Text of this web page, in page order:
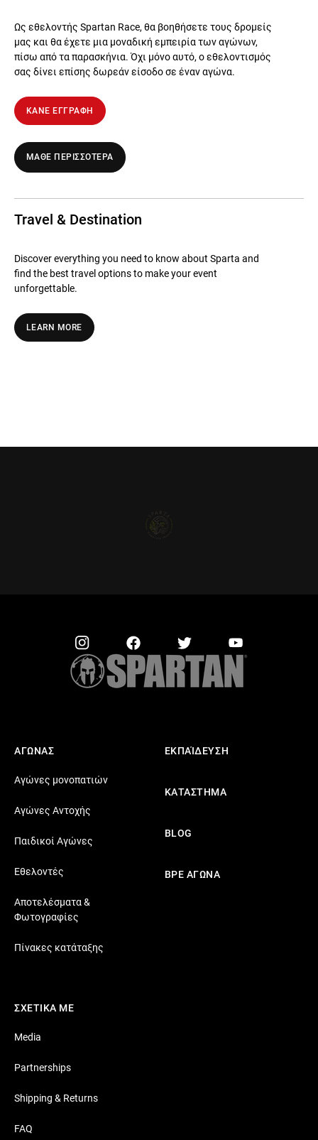
Ως εθελοντής Spartan Race, θα βοηθήσετε τους δρομείς
μας και θα έχετε μια μοναδική εμπειρία των αγώνων,
πίσω από τα παρασκήνια. Όχι μόνο αυτό, ο εθελοντισμός
σας δίνει επίσης δωρεάν είσοδο σε έναν αγώνα.
ΚΑΝΕ ΕΓΓΡΑΦΗ
ΜΑΘΕ ΠΕΡΙΣΣΟΤΕΡΑ
Travel & Destination
Discover everything you need to know about Sparta and
find the best travel options to make your event
unforgettable.
LEARN MORE
ΑΓΩΝΑΣ
Αγώνες μονοπατιών
Αγώνες Αντοχής
Παιδικοί Αγώνες
Εθελοντές
Αποτελέσματα &
Φωτογραφίες
Πίνακες κατάταξης
ΕΚΠΑΊΔΕΥΣΗ
ΚΑΤΑΣΤΗΜΑ
BLOG
ΒΡΕ ΑΓΩΝΑ
ΣΧΕΤΙΚΑ ΜΕ
Media
Partnerships
Shipping & Returns
FAQ